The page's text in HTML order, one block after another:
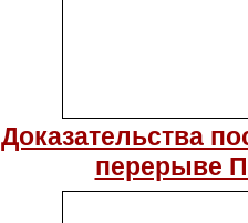
Доказательства
перерыве